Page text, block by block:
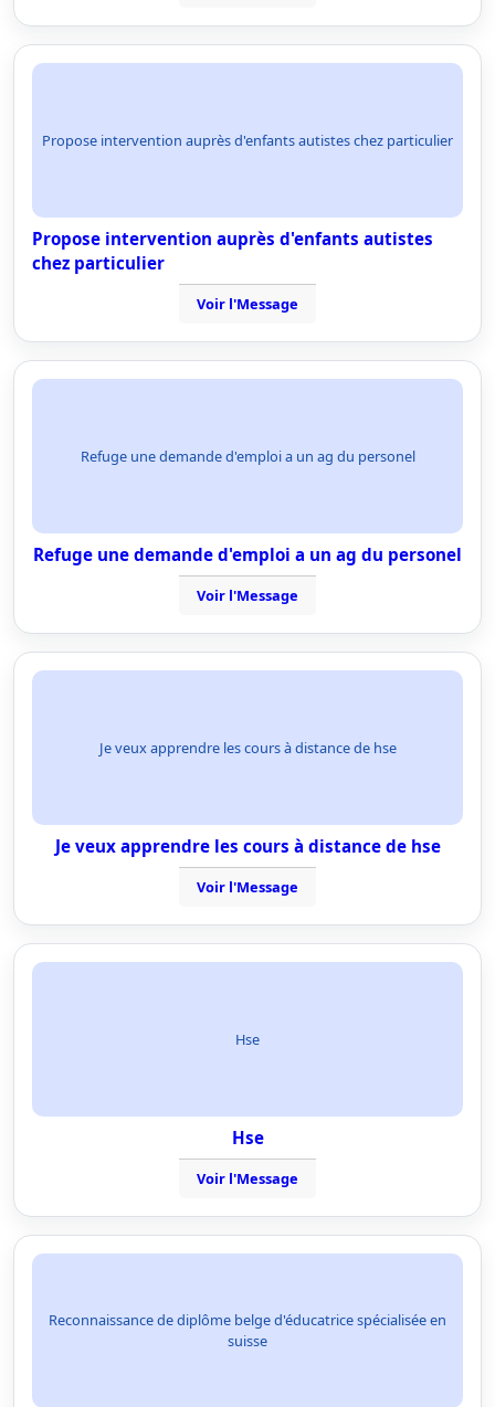
Propose intervention auprès d'enfants autistes chez particulier
Propose intervention auprès d'enfants autistes
chez particulier
Voir l'Message
Refuge une demande d'emploi a un ag du personel
Refuge une demande d'emploi a un ag du personel
Voir l'Message
Je veux apprendre les cours à distance de hse
Je veux apprendre les cours à distance de hse
Voir l'Message
Hse
Hse
Voir l'Message
Reconnaissance de diplôme belge d'éducatrice spécialisée en
suisse